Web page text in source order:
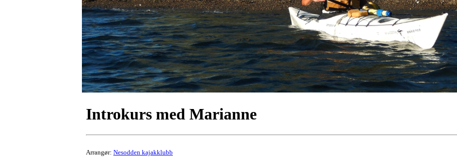
Introkurs med Marianne
Arrangør: Nesodden kajakklubb